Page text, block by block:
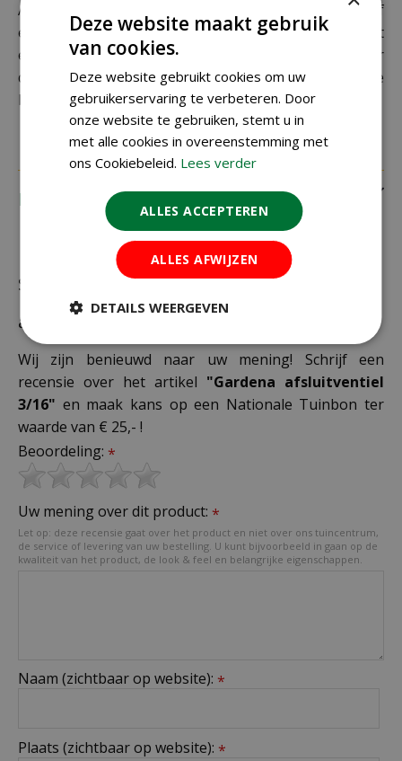
Als je je pakket niet ophaalt bij een PostNL-punt of
een verkeerd afleveradres invult, zijn wij genoodzaakt
extra kosten in rekening te brengen. Controleer
daarom altijd goed je adresgegevens voordat je je
bestelling plaatst.
Recensies
Schrijf zelf een recensie over "Gardena
afsluitventiel 3/16"
Wij zijn benieuwd naar uw mening! Schrijf een
recensie over het artikel "Gardena afsluitventiel
3/16" en maak kans op een Nationale Tuinbon ter
waarde van € 25,- !
Beoordeling: *
Uw mening over dit product: *
Let op: deze recensie gaat over het product en niet over ons tuincentrum,
de service of levering van uw bestelling. U kunt bijvoorbeeld in gaan op de
kwaliteit van het product, de look & feel en belangrijke eigenschappen.
Naam (zichtbaar op website): *
Plaats (zichtbaar op website): *
Deze website maakt gebruik
van cookies.
Deze website gebruikt cookies om uw
gebruikerservaring te verbeteren. Door
onze website te gebruiken, stemt u in
met alle cookies in overeenstemming met
ons Cookiebeleid. Lees verder
ALLES ACCEPTEREN
ALLES AFWIJZEN
DETAILS WEERGEVEN